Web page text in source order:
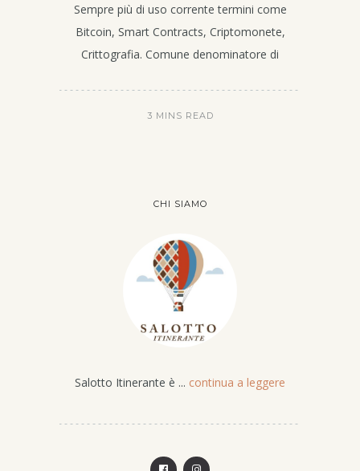
Sempre più di uso corrente termini come
Bitcoin, Smart Contracts, Criptomonete,
Crittografia. Comune denominatore di
3 MINS READ
CHI SIAMO
Salotto Itinerante è ... continua a leggere